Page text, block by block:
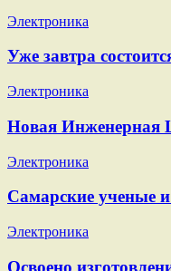
Электроника
Уже завтра
Электроника
Новая Инженерная
Электроника
Самарские ученые
Электроника
Освоено